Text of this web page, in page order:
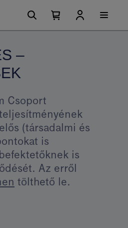
Kosárban
Kosár
–
Csoport
(társadalmi és
is
is
Az erről
tölthető le.